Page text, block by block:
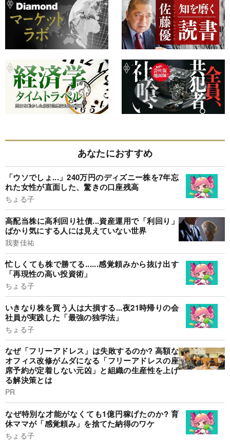
あなたにおすすめ
「ウソでしょ...」240万円のディズニー株を7年忘
れた女性が直面した、驚きの口座残高
ちょる子
高配当株に高利回り社債...資産運用で「利回り」
ばかり気にする人には見えていない世界
我妻佳祐
忙しくても株で勝てる......感覚頼みから抜け出す
「再現性の高い投資術」
ちょる子
いきなり株を買う人は大損する...夜21時帰りの会
社員が実践した「最強の独学法」
ちょる子
なぜ「フリーアドレス」は失敗するのか? 高額な
オフィス改修がムダになる「フリーアドレスの座
席予約が定着しない元凶」と組織の生産性を上げ
る解決策とは
PR
なぜ特別な才能がなくても1億円稼げたのか? 育
休ママが「感覚頼み」を捨てた納得のワケ
ちょる子